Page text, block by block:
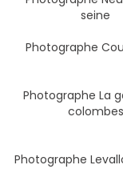
seine
Photographe
Photographe La
colombes
Photographe